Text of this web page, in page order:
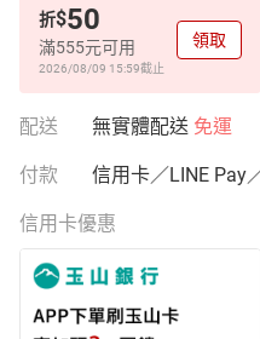
折$50
滿555元可用
2026/08/09 15:59截止
領取
配送 無實體配送 免運
付款 信用卡／LINE Pay
信用卡優惠